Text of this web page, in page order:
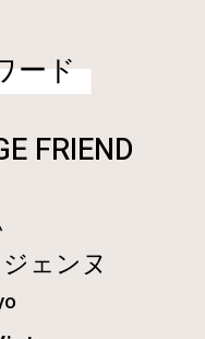
ード
FRIEND
ェンヌ